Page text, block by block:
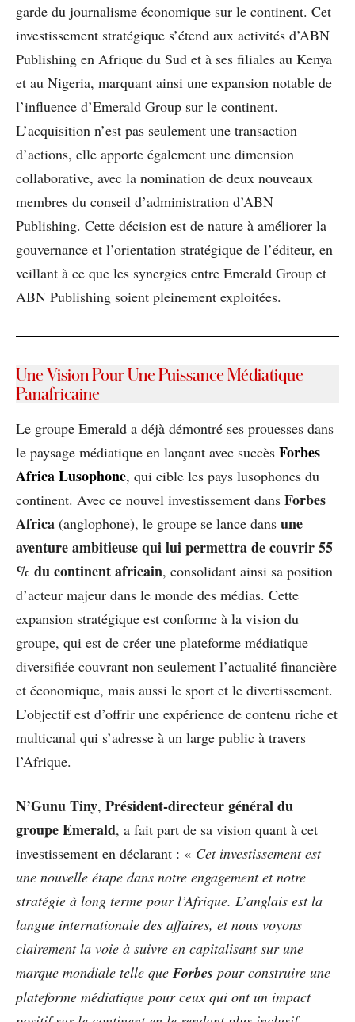
garde du journalisme économique sur le continent. Cet
investissement stratégique s’étend aux activités d’ABN
Publishing en Afrique du Sud et à ses filiales au Kenya
et au Nigeria, marquant ainsi une expansion notable de
l’influence d’Emerald Group sur le continent.
L’acquisition n’est pas seulement une transaction
d’actions, elle apporte également une dimension
collaborative, avec la nomination de deux nouveaux
membres du conseil d’administration d’ABN
Publishing. Cette décision est de nature à améliorer la
gouvernance et l’orientation stratégique de l’éditeur, en
veillant à ce que les synergies entre Emerald Group et
ABN Publishing soient pleinement exploitées.
Une Vision Pour Une Puissance Médiatique
Panafricaine
Le groupe Emerald a déjà démontré ses prouesses dans
le paysage médiatique en lançant avec succès Forbes
Africa Lusophone, qui cible les pays lusophones du
continent. Avec ce nouvel investissement dans Forbes
Africa (anglophone), le groupe se lance dans une
aventure ambitieuse qui lui permettra de couvrir 55
% du continent africain, consolidant ainsi sa position
d’acteur majeur dans le monde des médias. Cette
expansion stratégique est conforme à la vision du
groupe, qui est de créer une plateforme médiatique
diversifiée couvrant non seulement l’actualité financière
et économique, mais aussi le sport et le divertissement.
L’objectif est d’offrir une expérience de contenu riche et
multicanal qui s’adresse à un large public à travers
l’Afrique.
N’Gunu Tiny, Président-directeur général du
groupe Emerald, a fait part de sa vision quant à cet
investissement en déclarant : « Cet investissement est
une nouvelle étape dans notre engagement et notre
stratégie à long terme pour l’Afrique. L’anglais est la
langue internationale des affaires, et nous voyons
clairement la voie à suivre en capitalisant sur une
marque mondiale telle que Forbes pour construire une
plateforme médiatique pour ceux qui ont un impact